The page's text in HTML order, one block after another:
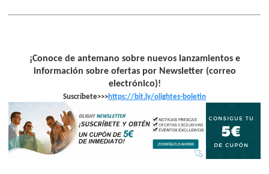
¡Conoce de antemano sobre nuevos lanzamientos e
información sobre ofertas por Newsletter (correo
electrónico)!
Suscríbete>>>https://bit.ly/olightes-boletin